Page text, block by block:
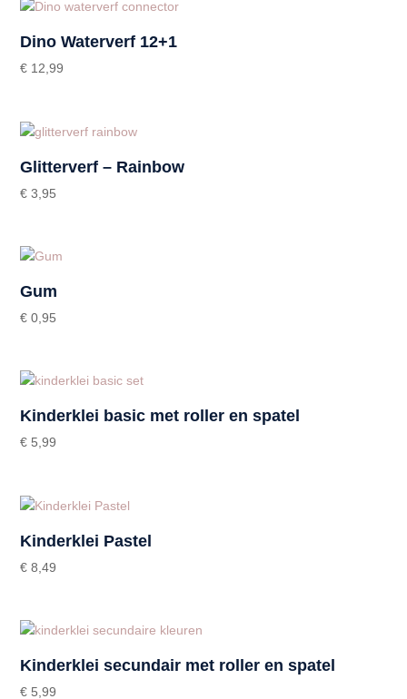
Dino Waterverf 12+1
€ 12,99
Glitterverf – Rainbow
€ 3,95
Gum
€ 0,95
Kinderklei basic met roller en spatel
€ 5,99
Kinderklei Pastel
€ 8,49
Kinderklei secundair met roller en spatel
€ 5,99